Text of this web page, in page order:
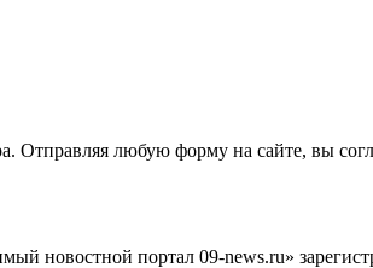
любую форму на сайте, вы
новостной портал 09-news.ru»